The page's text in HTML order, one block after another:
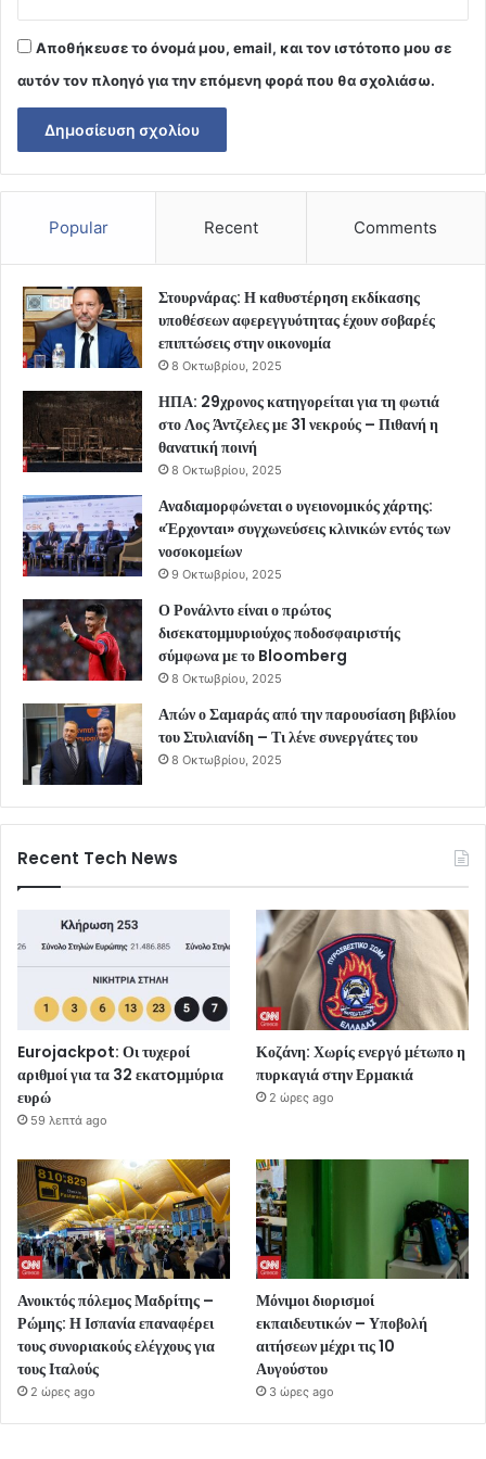
Αποθήκευσε το όνομά μου, email, και τον ιστότοπο μου σε
αυτόν τον πλοηγό για την επόμενη φορά που θα σχολιάσω.
Popular Recent Comments
Στουρνάρας: Η καθυστέρηση εκδίκασης
υποθέσεων αφερεγγυότητας έχουν σοβαρές
επιπτώσεις στην οικονομία
8 Οκτωβρίου, 2025
ΗΠΑ: 29χρονος κατηγορείται για τη φωτιά
στο Λος Άντζελες με 31 νεκρούς – Πιθανή η
θανατική ποινή
8 Οκτωβρίου, 2025
Αναδιαμορφώνεται ο υγειονομικός χάρτης:
«Έρχονται» συγχωνεύσεις κλινικών εντός των
νοσοκομείων
9 Οκτωβρίου, 2025
Ο Ρονάλντο είναι ο πρώτος
δισεκατομμυριούχος ποδοσφαιριστής
σύμφωνα με το Bloomberg
8 Οκτωβρίου, 2025
Απών ο Σαμαράς από την παρουσίαση βιβλίου
του Στυλιανίδη – Τι λένε συνεργάτες του
8 Οκτωβρίου, 2025
Recent Tech News
Eurojackpot: Οι τυχεροί
αριθμοί για τα 32 εκατoμμύρια
ευρώ
59 λεπτά ago
Κοζάνη: Χωρίς ενεργό μέτωπο η
πυρκαγιά στην Ερμακιά
2 ώρες ago
Ανοικτός πόλεμος Μαδρίτης –
Ρώμης: Η Ισπανία επαναφέρει
τους συνοριακούς ελέγχους για
τους Ιταλούς
2 ώρες ago
Μόνιμοι διορισμοί
εκπαιδευτικών – Υποβολή
αιτήσεων μέχρι τις 10
Αυγούστου
3 ώρες ago